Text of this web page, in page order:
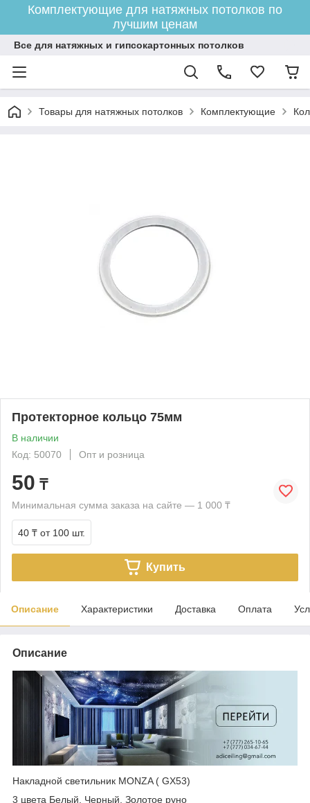
Комплектующие для натяжных потолков по
лучшим ценам
Все для натяжных и гипсокартонных потолков
Товары для натяжных потолков Комплектующие
Протекторное кольцо 75мм
В наличии
Код: 50070
Опт и розница
50 ₸
Минимальная сумма заказа на сайте — 1 000 ₸
40 ₸ от 100 шт.
Купить
Описание Характеристики Доставка Оплата
Описание
Накладной светильник MONZA ( GX53)
3 цвета Белый, Черный, Золотое руно